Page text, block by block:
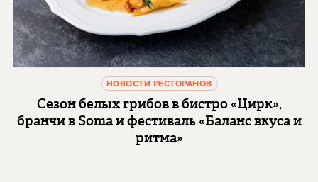
НОВОСТИ РЕСТОРАНОВ
Сезон белых грибов в бистро «Цирк»,
бранчи в Soma и фестиваль «Баланс вкуса и
ритма»